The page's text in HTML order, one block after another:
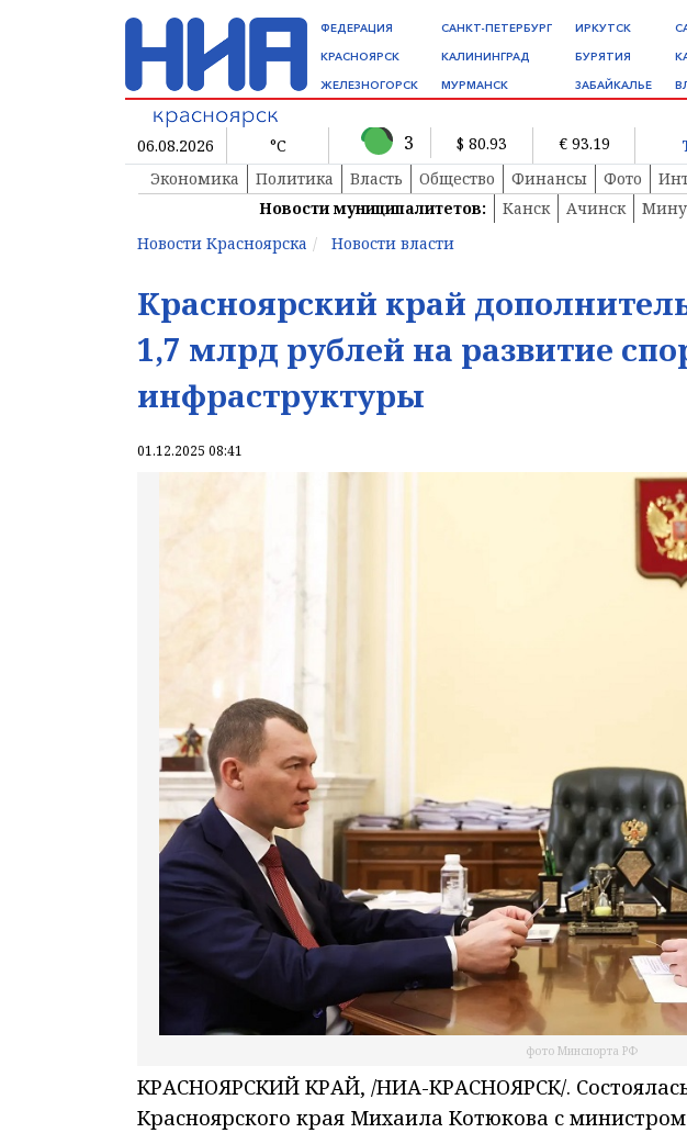
ФЕДЕРАЦИЯ
КРАСНОЯРСК
ЖЕЛЕЗНОГОРСК
САНКТ-ПЕТЕРБУРГ
КАЛИНИНГРАД
МУРМАНСК
ИРКУТСК
БУРЯТИЯ
ЗАБАЙКАЛЬЕ
06.08.2026 °C 3 $ 80.93 € 93.19
Экономика
Политика Власть Общество Финансы Фото
Новости муниципалитетов:
Канск Ачинск
Новости Красноярска
Новости власти
Красноярский край
1,7 млрд рублей на развитие
инфраструктуры
01.12.2025 08:41
фото Минспорта РФ
КРАСНОЯРСКИЙ КРАЙ, /НИА-КРАСНОЯРСК/. Состоялась
Красноярского края Михаила Котюкова с